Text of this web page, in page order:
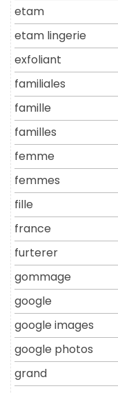
etam
etam lingerie
exfoliant
familiales
famille
familles
femme
femmes
fille
france
furterer
gommage
google
google images
google photos
grand